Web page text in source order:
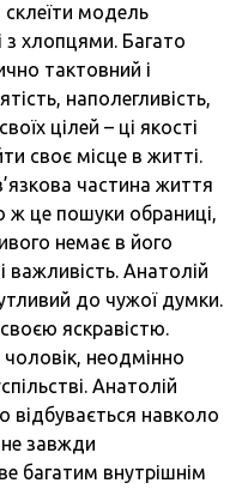
модель
з хлопцями. Багато
тактовний і
наполегливість,
цілей – ці якості
своє місце в житті.
частина життя
ж це пошуки обраниці,
немає в його
важливість. Анатолій
до чужої думки.
яскравістю.
чоловік, неодмінно
Анатолій
відбувається навколо
завжди
багатим внутрішнім